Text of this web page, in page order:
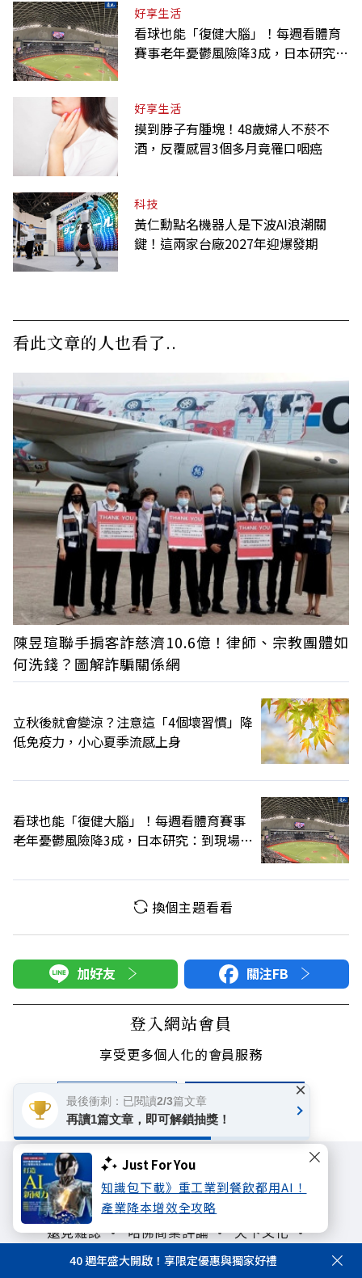
Just For You
知識包下載》重工業到餐飲都用AI！
產業降本增效全攻略
好享生活
看球也能「復健大腦」！每週看體育
賽事老年憂鬱風險降3成，日本研究：
好享生活
摸到脖子有腫塊！48歲婦人不菸不
酒，反覆感冒3個多月竟罹口咽癌
科技
黃仁勳點名機器人是下波AI浪潮關
鍵！這兩家台廠2027年迎爆發期
看此文章的人也看了..
陳昱瑄聯手掮客詐慈濟10.6億！律師、宗教團體如
何洗錢？圖解詐騙關係網
立秋後就會變涼？注意這「4個壞習慣」降
低免疫力，小心夏季流感上身
看球也能「復健大腦」！每週看體育賽事
老年憂鬱風險降3成，日本研究：到現場效
換個主題看看
加好友 關注FB
登入網站會員
享受更多個人化的會員服務
會員登入
遠見雜誌 哈佛商業評論
天下文化
未來親子學習平台
50+ 領導影響力學院
40 週年盛大開啟！享限定優惠與獨家好禮
最後衝刺：已閱讀2/3篇文章
再讀1篇文章，即可解鎖抽獎！
×